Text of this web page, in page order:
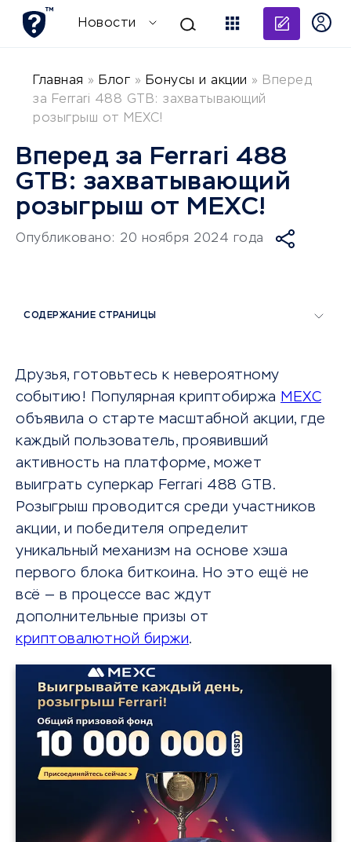
Новости
Главная » Блог » Бонусы и акции » Вперед
за Ferrari 488 GTB: захватывающий
розыгрыш от MEXC!
Вперед за Ferrari 488
GTB: захватывающий
розыгрыш от MEXC!
Опубликовано: 20 ноября 2024 года
СОДЕРЖАНИЕ СТРАНИЦЫ
Друзья, готовьтесь к невероятному
событию! Популярная криптобиржа MEXC
объявила о старте масштабной акции, где
каждый пользователь, проявивший
активность на платформе, может
выиграть суперкар Ferrari 488 GTB.
Розыгрыш проводится среди участников
акции, и победителя определит
уникальный механизм на основе хэша
первого блока биткоина. Но это ещё не
всё — в процессе вас ждут
дополнительные призы от
криптовалютной биржи.